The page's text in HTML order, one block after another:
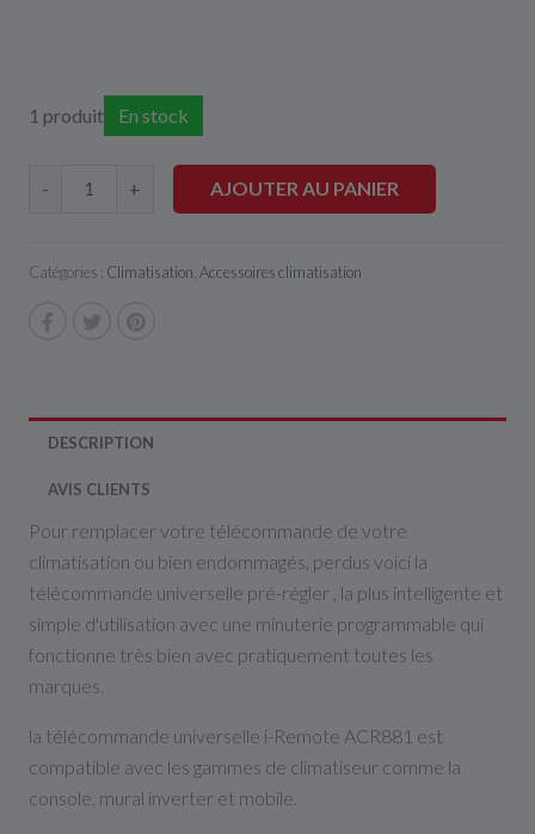
1 produit En stock
- + AJOUTER AU PANIER
Catégories : Climatisation Accessoires climatisation
DESCRIPTION
AVIS CLIENTS
Pour remplacer votre télécommande de votre
climatisation ou bien endommagés, perdus voici la
télécommande universelle pré-régler , la plus intelligente et
simple d'utilisation avec une minuterie programmable qui
fonctionne très bien avec pratiquement toutes les
marques.
la télécommande universelle i-Remote ACR881 est
compatible avec les gammes de climatiseur comme la
console, mural inverter et mobile.